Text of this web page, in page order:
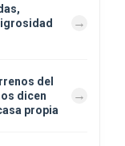
del
dicen
propia